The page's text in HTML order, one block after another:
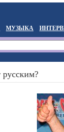
МУЗЫКА
русским?